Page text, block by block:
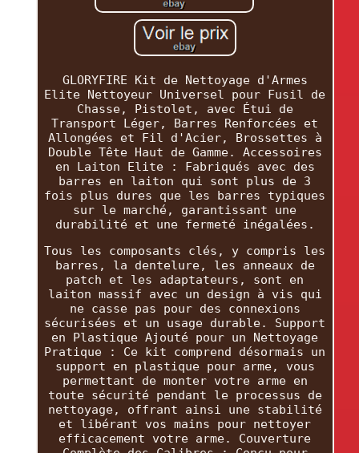
GLORYFIRE Kit de Nettoyage d'Armes
Elite Nettoyeur Universel pour Fusil de
Chasse, Pistolet, avec Étui de
Transport Léger, Barres Renforcées et
Allongées et Fil d'Acier, Brossettes à
Double Tête Haut de Gamme. Accessoires
en Laiton Elite : Fabriqués avec des
barres en laiton qui sont plus de 3
fois plus dures que les barres typiques
sur le marché, garantissant une
durabilité et une fermeté inégalées.
Tous les composants clés, y compris les
barres, la dentelure, les anneaux de
patch et les adaptateurs, sont en
laiton massif avec un design à vis qui
ne casse pas pour des connexions
sécurisées et un usage durable. Support
en Plastique Ajouté pour un Nettoyage
Pratique : Ce kit comprend désormais un
support en plastique pour arme, vous
permettant de monter votre arme en
toute sécurité pendant le processus de
nettoyage, offrant ainsi une stabilité
et libérant vos mains pour nettoyer
efficacement votre arme. Couverture